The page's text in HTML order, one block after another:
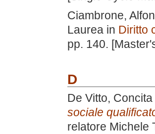
Ciambrone,
Laurea in Diritto
pp. 140.
D
De Vitto, Concita
sociale
relatore Michele